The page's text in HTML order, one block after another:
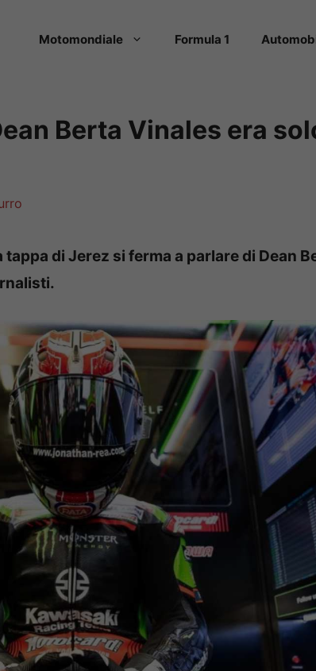
Motomondiale Formula 1
Berta Vinales era
di Jerez si ferma a parlare di Dean